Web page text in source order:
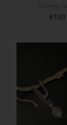
Drama
6100